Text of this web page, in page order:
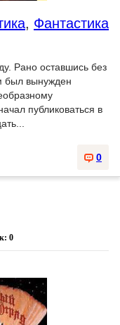
, Фантастика
Рано оставшись без
был вынужден
публиковаться в
0
0